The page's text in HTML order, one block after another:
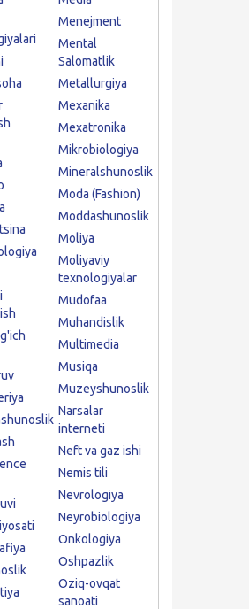
Menejment
Mental
Salomatlik
Metallurgiya
Mexanika
Mexatronika
Mikrobiologiya
Mineralshunoslik
Moda (Fashion)
Moddashunoslik
Moliya
Moliyaviy
texnologiyalar
Mudofaa
Muhandislik
Multimedia
Musiqa
Muzeyshunoslik
Narsalar
interneti
Neft va gaz ishi
Nemis tili
Nevrologiya
Neyrobiologiya
Onkologiya
Oshpazlik
Oziq-ovqat
sanoati